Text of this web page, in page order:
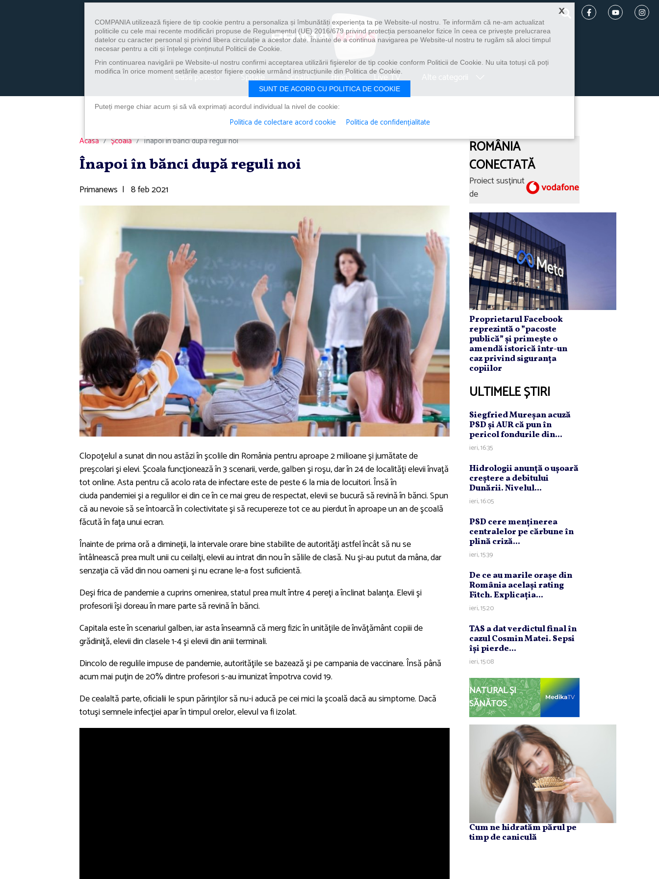
Clasa politica Spitale Școală Hrană Live TV
Acasă Școală Înapoi în bănci după reguli noi
Înapoi în bănci după reguli noi
Primanews | 8 feb 2021
Clopoţelul a sunat din nou astăzi în şcolile din România pentru aproape 2 milioane şi jumătate de
preşcolari şi elevi. Şcoala funcţionează în 3 scenarii, verde, galben şi roşu, dar în 24 de localităţi elevii învaţă
tot online. Asta pentru că acolo rata de infectare este de peste 6 la mia de locuitori. Însă în
ciuda pandemiei şi a regulilor ei din ce în ce mai greu de respectat, elevii se bucură să revină în bănci. Spun
că au nevoie să se întoarcă în colectivitate şi să recupereze tot ce au pierdut în aproape un an de şcoală
făcută în faţa unui ecran.
Înainte de prima oră a dimineţii, la intervale orare bine stabilite de autorităţi astfel încât să nu se
întâlnească prea mult unii cu ceilalţi, elevii au intrat din nou în sălile de clasă. Nu şi-au putut da mâna, dar
senzaţia că văd din nou oameni şi nu ecrane le-a fost suficientă.
Deşi frica de pandemie a cuprins omenirea, statul prea mult între 4 pereţi a înclinat balanţa. Elevii şi
profesorii îşi doreau în mare parte să revină în bănci.
Capitala este în scenariul galben, iar asta înseamnă că merg fizic în unităţile de învăţământ copiii de
grădiniţă, elevii din clasele 1-4 şi elevii din anii terminali.
Dincolo de regulile impuse de pandemie, autorităţile se bazează şi pe campania de vaccinare. Însă până
acum mai puţin de 20% dintre profesori s-au imunizat împotrva covid 19.
De cealaltă parte, oficialii le spun părinţilor să nu-i aducă pe cei mici la şcoală dacă au simptome. Dacă
totuşi semnele infecţiei apar în timpul orelor, elevul va fi izolat.
ROMÂNIA
CONECTATĂ
Proiect susținut
de
Proprietarul Facebook
reprezintă o ”pacoste
publică” și primește o
amendă istorică într-un
caz privind siguranța
copiilor
ULTIMELE ȘTIRI
Siegfried Mureşan acuză
PSD şi AUR că pun în
pericol fondurile din...
ieri, 16:35
Hidrologii anunţă o uşoară
creştere a debitului
Dunării. Nivelul...
ieri, 16:05
PSD cere menţinerea
centralelor pe cărbune în
plină criză...
ieri, 15:39
De ce au marile oraşe din
România acelaşi rating
Fitch. Explicaţia...
ieri, 15:20
TAS a dat verdictul final în
cazul Cosmin Matei. Sepsi
îşi pierde...
ieri, 15:08
NATURAL ȘI
SĂNĂTOS
Cum ne hidratăm părul pe
timp de caniculă
×
COMPANIA utilizează fişiere de tip cookie pentru a personaliza și îmbunătăți experiența ta pe Website-ul nostru. Te informăm că ne-am actualizat
politicile cu cele mai recente modificări propuse de Regulamentul (UE) 2016/679 privind protecția persoanelor fizice în ceea ce privește prelucrarea
datelor cu caracter personal și privind libera circulație a acestor date. Înainte de a continua navigarea pe Website-ul nostru te rugăm să aloci timpul
necesar pentru a citi și înțelege conținutul Politicii de Cookie.
Prin continuarea navigării pe Website-ul nostru confirmi acceptarea utilizării fişierelor de tip cookie conform Politicii de Cookie. Nu uita totuși că poți
modifica în orice moment setările acestor fişiere cookie urmând instrucțiunile din Politica de Cookie.
SUNT DE ACORD CU POLITICA DE COOKIE
Puteți merge chiar acum și să vă exprimați acordul individual la nivel de cookie:
Politica de colectare acord cookie Politica de confidențialitate